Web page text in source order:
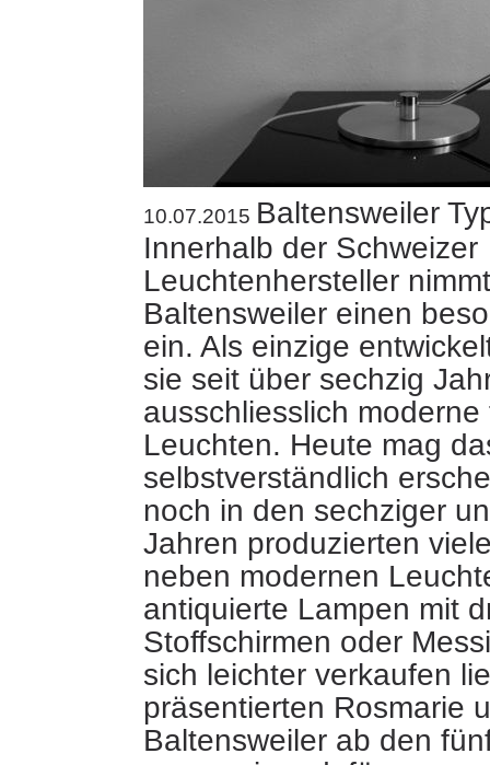
10.07.2015 Baltensweiler
Innerhalb der Schweizer
Leuchtenhersteller
Baltensweiler einen
ein. Als einzige
sie seit über sechzig
ausschliesslich
Leuchten. Heute mag
selbstverständlich
noch in den sechziger
Jahren produzierten
neben modernen
antiquierte Lampen mit
Stoffschirmen oder
sich leichter verkaufen
präsentierten Rosmarie
Baltensweiler ab den